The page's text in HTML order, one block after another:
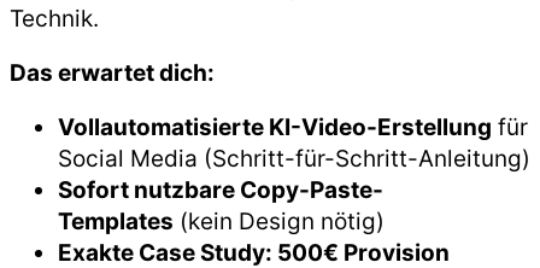
Technik.
Das erwartet dich:
Vollautomatisierte KI-Video-Erstellung für
Social Media (Schritt-für-Schritt-Anleitung)
Sofort nutzbare Copy-Paste-
Templates (kein Design nötig)
Exakte Case Study: 500€ Provision